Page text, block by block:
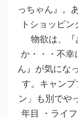
っちゃん』。
トショッピ
物欲は、
か・・・不幸
ん』が気にな
す。キャンプ
ン」も別でや
年目 ・ライ